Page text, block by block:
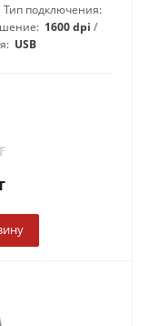
Тип подключения:
1600 dpi
USB